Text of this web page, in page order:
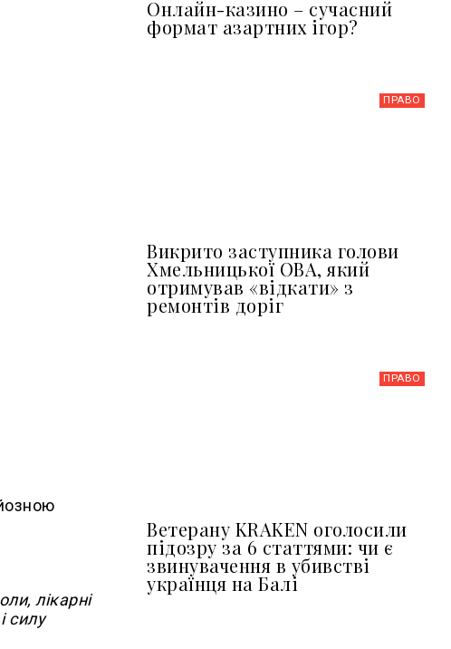
лікарні
силу
Онлайн-казино – сучасний
формат азартних ігор?
ПРАВО
Викрито заступника голови
Хмельницької ОВА, який
отримував «відкати» з
ремонтів доріг
ПРАВО
Ветерану KRAKEN оголосили
підозру за 6 статтями: чи є
звинувачення в убивстві
українця на Балі